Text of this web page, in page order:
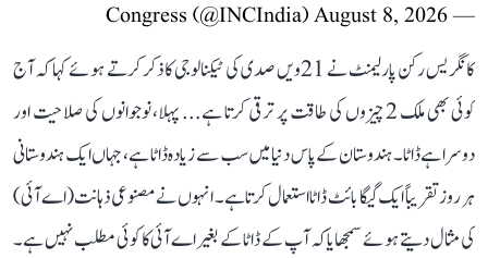
— Congress (@INCIndia)
August 8, 2026
کانگریس رکن پارلیمنٹ نے 21ویں صدی کی ٹیکنالوجی کا ذکر کرتے ہوئے کہا کہ آج
کوئی بھی ملک 2 چیزوں کی طاقت پر ترقی کرتا ہے... پہلا، نوجوانوں کی صلاحیت اور
دوسرا ہے ڈاٹا۔ ہندوستان کے پاس دنیا میں سب سے زیادہ ڈاٹا ہے، جہاں ایک ہندوستانی
ہر روز تقریباً ایک گیگا بائٹ ڈاٹا استعمال کرتا ہے۔ انہوں نے مصنوعی ذہانت (اے آئی)
کی مثال دیتے ہوئے سمجھایا کہ آپ کے ڈاٹا کے بغیر اے آئی کا کوئی مطلب نہیں ہے۔